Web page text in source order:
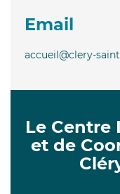
Email
accueil@clery-
Le Centre
et de